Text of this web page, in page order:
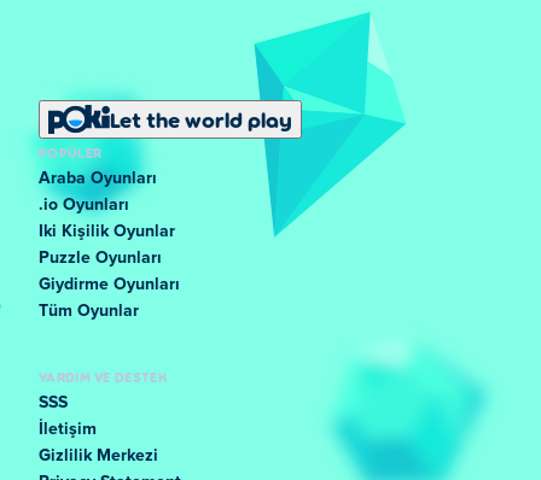
Let the world play
POPÜLER
Araba Oyunları
.io Oyunları
Iki Kişilik Oyunlar
Puzzle Oyunları
Giydirme Oyunları
Tüm Oyunlar
YARDIM VE DESTEK
SSS
İletişim
Gizlilik Merkezi